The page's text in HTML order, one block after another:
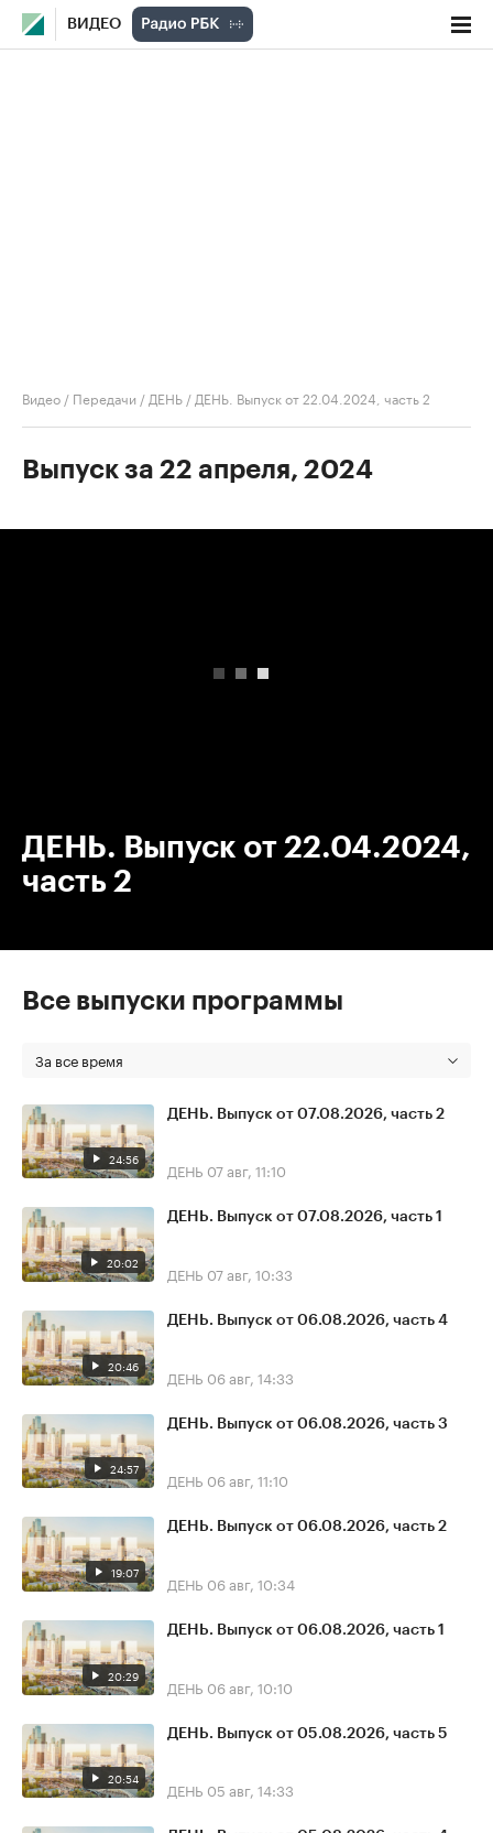
ВИДЕО
Видео / Передачи / ДЕНЬ / ДЕНЬ. Выпуск от 22.04.2024, часть 2
Выпуск за 22 апреля, 2024
ДЕНЬ. Выпуск от 22.04.2024,
часть 2
Все выпуски программы
За все время
24:56
ДЕНЬ. Выпуск от 07.08.2026, часть 2
ДЕНЬ 07 авг, 11:10
20:02
ДЕНЬ. Выпуск от 07.08.2026, часть 1
ДЕНЬ 07 авг, 10:33
20:46
ДЕНЬ. Выпуск от 06.08.2026, часть 4
ДЕНЬ 06 авг, 14:33
24:57
ДЕНЬ. Выпуск от 06.08.2026, часть 3
ДЕНЬ 06 авг, 11:10
19:07
ДЕНЬ. Выпуск от 06.08.2026, часть 2
ДЕНЬ 06 авг, 10:34
20:29
ДЕНЬ. Выпуск от 06.08.2026, часть 1
ДЕНЬ 06 авг, 10:10
20:54
ДЕНЬ. Выпуск от 05.08.2026, часть 5
ДЕНЬ 05 авг, 14:33